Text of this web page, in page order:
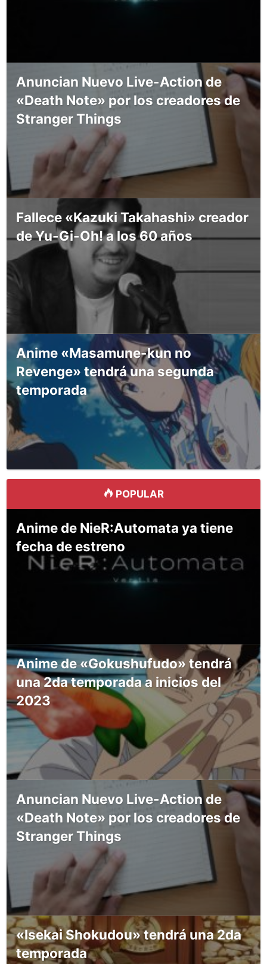
Anuncian Nuevo Live-Action de
«Death Note» por los creadores de
Stranger Things
Fallece «Kazuki Takahashi» creador
de Yu-Gi-Oh! a los 60 años
Anime «Masamune-kun no
Revenge» tendrá una segunda
temporada
POPULAR
Anime de NieR:Automata ya tiene
fecha de estreno
Anime de «Gokushufudo» tendrá
una 2da temporada a inicios del
2023
Anuncian Nuevo Live-Action de
«Death Note» por los creadores de
Stranger Things
«Isekai Shokudou» tendrá una 2da
temporada